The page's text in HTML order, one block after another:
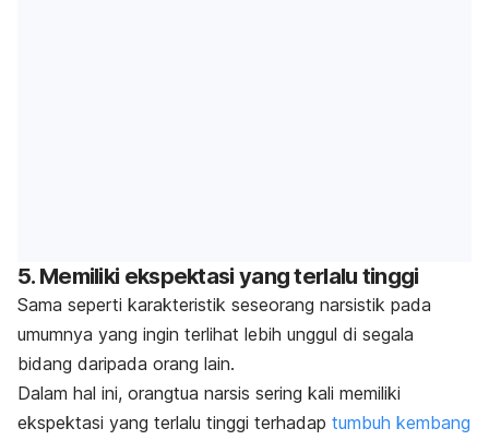
5. Memiliki ekspektasi yang terlalu tinggi
Sama seperti karakteristik seseorang narsistik pada
umumnya yang ingin terlihat lebih unggul di segala
bidang daripada orang lain.
Dalam hal ini, orangtua narsis sering kali memiliki
ekspektasi yang terlalu tinggi terhadap tumbuh kembang